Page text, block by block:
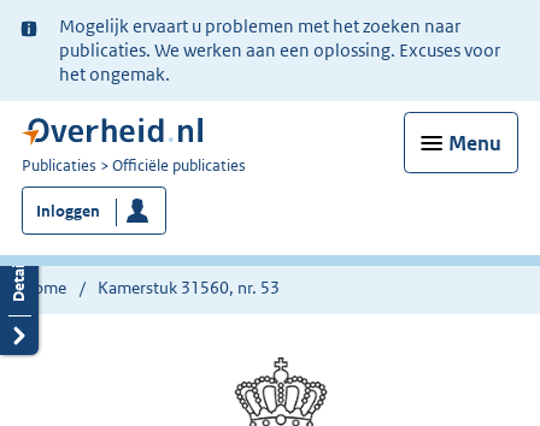
Ter
informatie:
Mogelijk ervaart u problemen met het zoeken naar
publicaties. We werken aan een oplossing. Excuses voor
het ongemak.
Menu
U
bent
nu
hier:
Publicaties Officiële publicaties
Inloggen
Home Kamerstuk 31560, nr. 53